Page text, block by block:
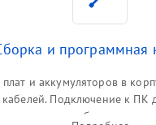
и программная
и аккумуляторов в
кабелей. Подключение к ПК
констант батареи,